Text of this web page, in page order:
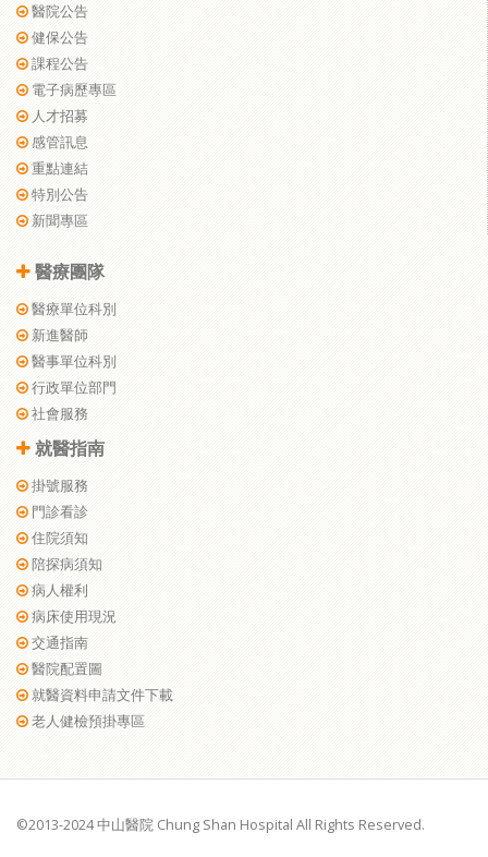
醫院公告
健保公告
課程公告
電子病歷專區
人才招募
感管訊息
重點連結
特別公告
新聞專區
醫療團隊
醫療單位科別
新進醫師
醫事單位科別
行政單位部門
社會服務
就醫指南
掛號服務
門診看診
住院須知
陪探病須知
病人權利
病床使用現況
交通指南
醫院配置圖
就醫資料申請文件下載
老人健檢預掛專區
©2013-2024 中山醫院 Chung Shan Hospital All Rights Reserved.